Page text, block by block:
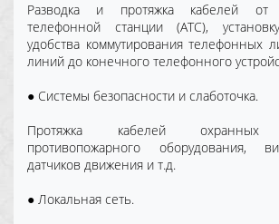
Разводка и протяжка кабелей от
телефонной станции (АТС),
удобства коммутирования телефонных
линий до конечного телефонного
● Системы безопасности и слаботочка.
Протяжка кабелей охранных
противопожарного оборудования,
датчиков движения и т.д.
● Локальная сеть.